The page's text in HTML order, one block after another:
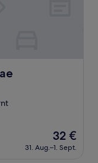
Der
Preis
beträgt
32 €
31. Aug.–1. Sept.